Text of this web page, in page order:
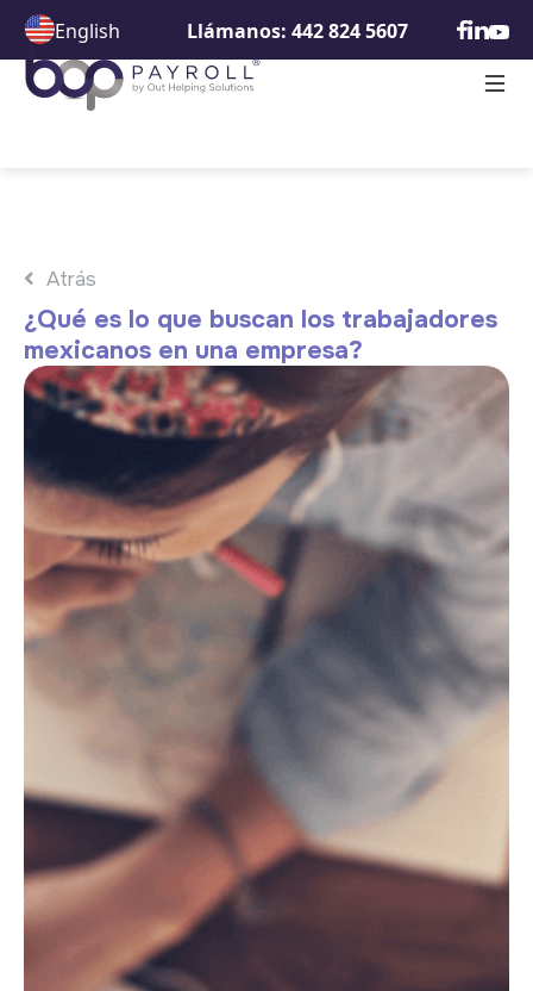
English Llámanos: 442 824 5607
Atrás
¿Qué es lo que buscan los trabajadores
mexicanos en una empresa?